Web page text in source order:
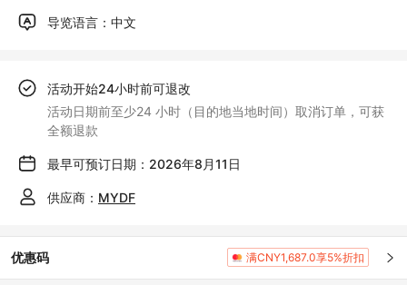
导览语言：中文
活动开始24小时前可退改
活动日期前至少24 小时（目的地当地时间）取消订单，可获
全额退款
最早可预订日期：2026年8月11日
供应商： MYDF
优惠码 满CNY1,687.0享5%折扣